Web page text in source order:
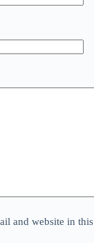
and website in